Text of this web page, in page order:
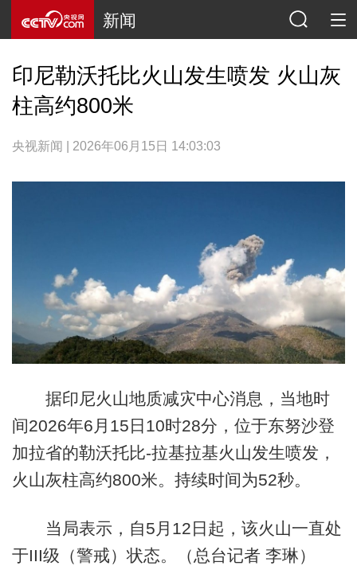
新闻
印尼勒沃托比火山发生喷发 火山灰
柱高约800米
央视新闻 | 2026年06月15日 14:03:03
据印尼火山地质减灾中心消息，当地时
间2026年6月15日10时28分，位于东努沙登
加拉省的勒沃托比-拉基拉基火山发生喷发，
火山灰柱高约800米。持续时间为52秒。
当局表示，自5月12日起，该火山一直处
于III级（警戒）状态。（总台记者 李琳）